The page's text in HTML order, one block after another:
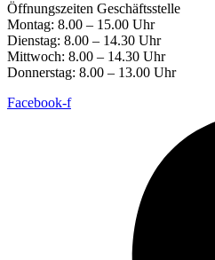
Öffnungszeiten Geschäftsstelle
Montag: 8.00 – 15.00 Uhr
Dienstag: 8.00 – 14.30 Uhr
Mittwoch: 8.00 – 14.30 Uhr
Donnerstag: 8.00 – 13.00 Uhr
Facebook-f